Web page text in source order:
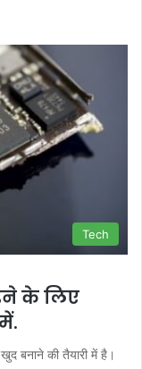
Tech
के लिए
बनाने की तैयारी में है।